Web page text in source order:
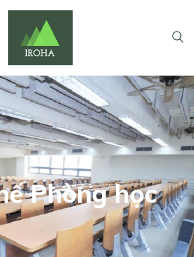
Phòng học